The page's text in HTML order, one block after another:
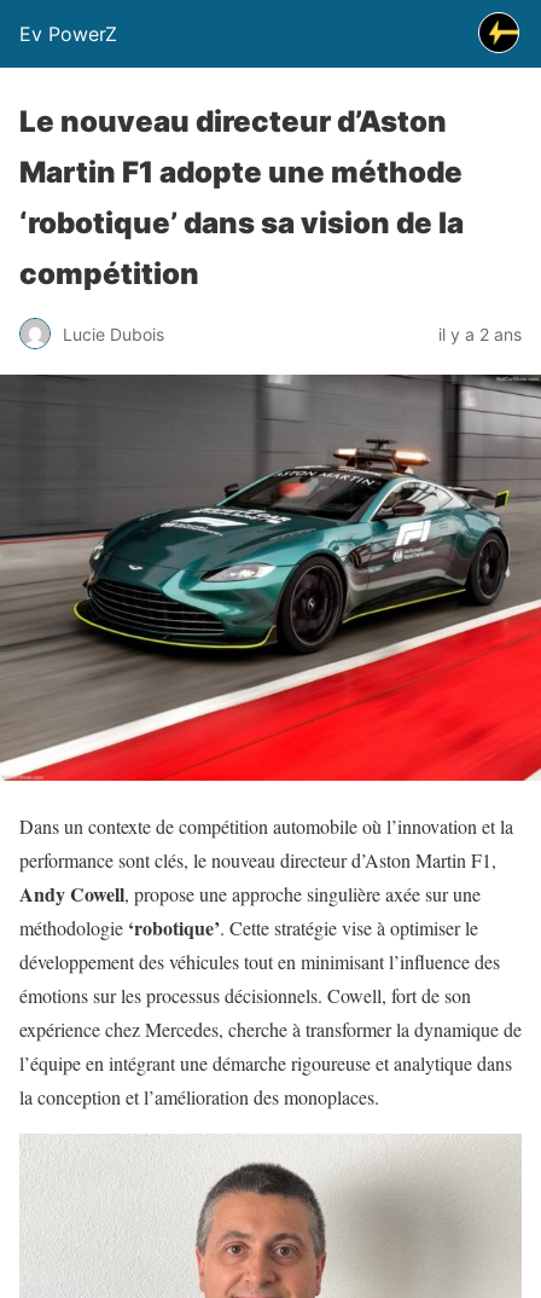
Ev PowerZ
Le nouveau directeur d’Aston
Martin F1 adopte une méthode
‘robotique’ dans sa vision de la
compétition
Lucie Dubois il y a 2 ans
Dans un contexte de compétition automobile où l’innovation et la
performance sont clés, le nouveau directeur d’Aston Martin F1,
Andy Cowell, propose une approche singulière axée sur une
méthodologie ‘robotique’. Cette stratégie vise à optimiser le
développement des véhicules tout en minimisant l’influence des
émotions sur les processus décisionnels. Cowell, fort de son
expérience chez Mercedes, cherche à transformer la dynamique de
l’équipe en intégrant une démarche rigoureuse et analytique dans
la conception et l’amélioration des monoplaces.